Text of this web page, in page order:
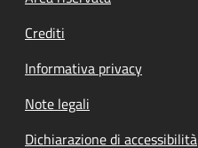
Crediti
Informativa privacy
Note legali
Dichiarazione di accessibilità